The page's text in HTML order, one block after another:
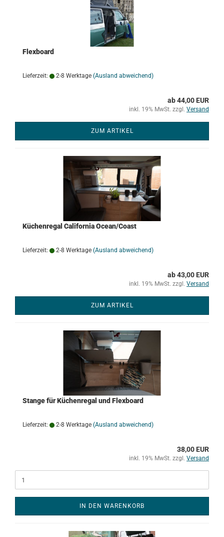
Flexboard
Lieferzeit: 2-8 Werktage (Ausland abweichend)
ab 44,00 EUR
inkl. 19% MwSt. zzgl. Versand
ZUM ARTIKEL
Küchenregal California Ocean/Coast
Lieferzeit: 2-8 Werktage (Ausland abweichend)
ab 43,00 EUR
inkl. 19% MwSt. zzgl. Versand
ZUM ARTIKEL
Stange für Küchenregal und Flexboard
Lieferzeit: 2-8 Werktage (Ausland abweichend)
38,00 EUR
inkl. 19% MwSt. zzgl. Versand
IN DEN WARENKORB